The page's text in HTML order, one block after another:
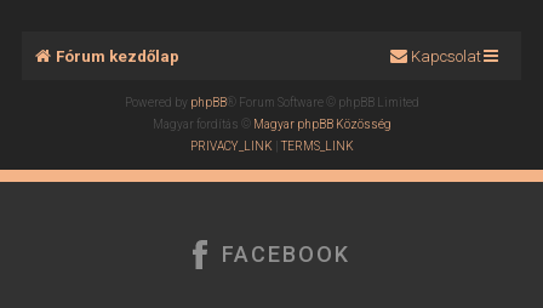
Fórum kezdőlap Kapcsolat
Powered by phpBB® Forum Software © phpBB Limited
Magyar fordítás © Magyar phpBB Közösség
PRIVACY_LINK |TERMS_LINK
FACEBOOK